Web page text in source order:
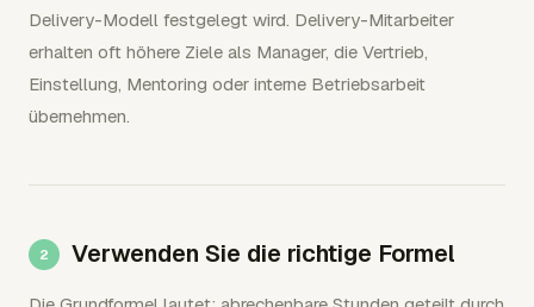
Delivery-Modell festgelegt wird. Delivery-Mitarbeiter
erhalten oft höhere Ziele als Manager, die Vertrieb,
Einstellung, Mentoring oder interne Betriebsarbeit
übernehmen.
Verwenden Sie die richtige Formel